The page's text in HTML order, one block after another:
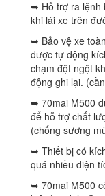
➥ Hỗ trợ ra lệnh
khi lái xe trên
➥ Bảo vệ xe
được tự động
chạm đột ngột
động ghi lại.
➥ 70mai M500
để hỗ trợ chất
(chống sương
➥ Thiết bị có
quá nhiều diện
➥ 70mai M500